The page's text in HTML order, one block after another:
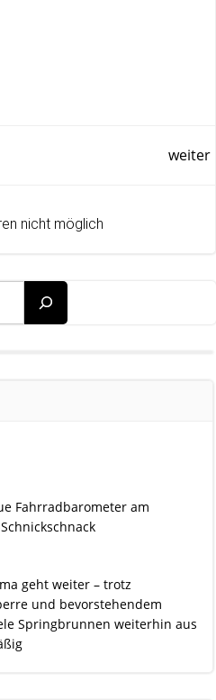
navigation
weiter
nicht möglich
Fahrradbarometer am
geht weiter – trotz
und bevorstehendem
Springbrunnen weiterhin aus